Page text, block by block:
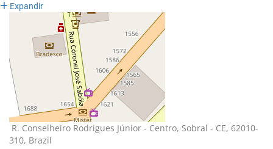
Expandir
R. Conselheiro Rodrigues Júnior - Centro, Sobral - CE, 62010-
310, Brazil